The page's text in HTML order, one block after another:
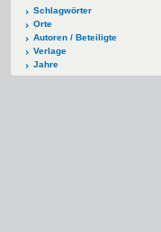
Schlagwörter
Orte
Autoren / Beteiligte
Verlage
Jahre